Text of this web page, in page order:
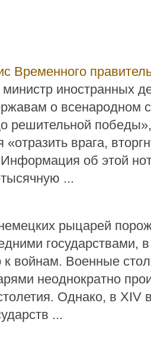
Временного
министр иностранных
о всенародном
решительной
«отразить врага,
об этой
...
рыцарей
государствами,
к войнам. Военные
неоднократно
Однако, в XIV
...